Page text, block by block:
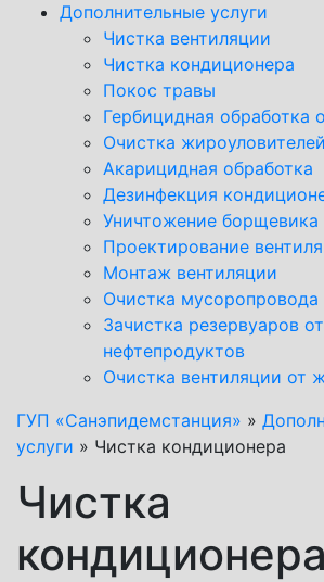
Дополнительные услуги
Чистка вентиляции
Чистка кондиционера
Покос травы
Гербицидная обработка
Очистка жироуловителей
Акарицидная обработка
Дезинфекция
Уничтожение борщевика
Проектирование
Монтаж вентиляции
Очистка мусоропровода
Зачистка резервуаров от
нефтепродуктов
Очистка вентиляции от
ГУП «Санэпидемстанция» »
услуги » Чистка кондиционера
Чистка
кондиционера